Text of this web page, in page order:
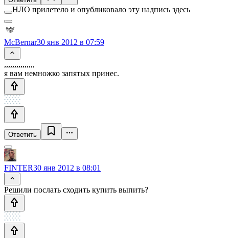
НЛО прилетело и опубликовало эту надпись здесь
McBernar30 янв 2012 в 07:59
,,,,,,,,,,,,,,,
я вам немножко запятых принес.
Ответить
FINTER30 янв 2012 в 08:01
Решили послать сходить купить выпить?